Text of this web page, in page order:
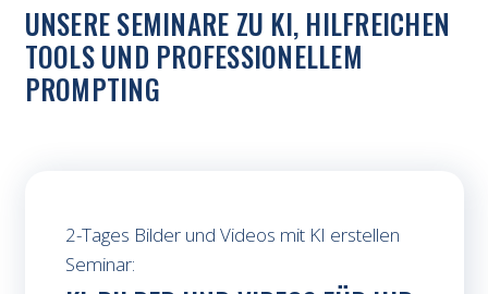
UNSERE SEMINARE ZU KI, HILFREICHEN
TOOLS UND PROFESSIONELLEM
PROMPTING
2-Tages Bilder und Videos mit KI erstellen
Seminar: